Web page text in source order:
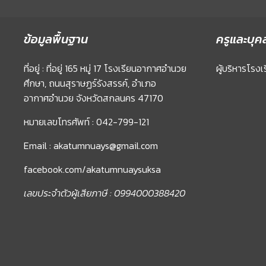
ข้อมูลพื้นฐาน
ที่อยู่ : ที่อยู่ 165 หมู่ 17 โรงเรียนอากาศอำนวย
ศึกษา, ถนนสุราษฏร์รังสรรค์, อำเภอ
อากาศอำนวย จังหวัดสกลนคร 47170
หมายเลขโทรศัพท์ : 042-799-121
Email : akatumnuays@gmail.com
facebook.com/akatumnuaysuksa
เลขประจำตัวผู้เสียภาษี : 0994000388420
ครูและบุค
ผู้บริหารโรง